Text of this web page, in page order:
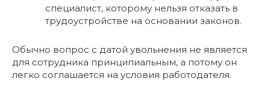
специалист, которому нельзя отказать в
трудоустройстве на основании законов.
Обычно вопрос с датой увольнения не является
для сотрудника принципиальным, а потому он
легко соглашается на условия работодателя.